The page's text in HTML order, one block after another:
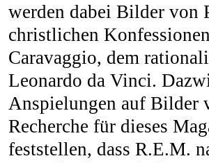
werden dabei Bilder von
christlichen
Caravaggio, dem
Leonardo da Vinci.
Anspielungen auf Bilder
Recherche für dieses
feststellen, dass R.E.M.